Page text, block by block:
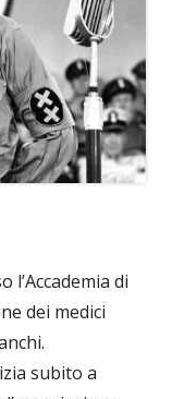
l’Accademia di
dei medici
subito a